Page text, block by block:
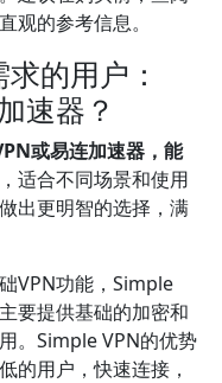
观的参考信息。
的用户：
速器？
或易连加速器，能
适合不同场景和使用
出更明智的选择，满
VPN功能，Simple
要提供基础的加密和
。Simple VPN的优势
的用户，快速连接，